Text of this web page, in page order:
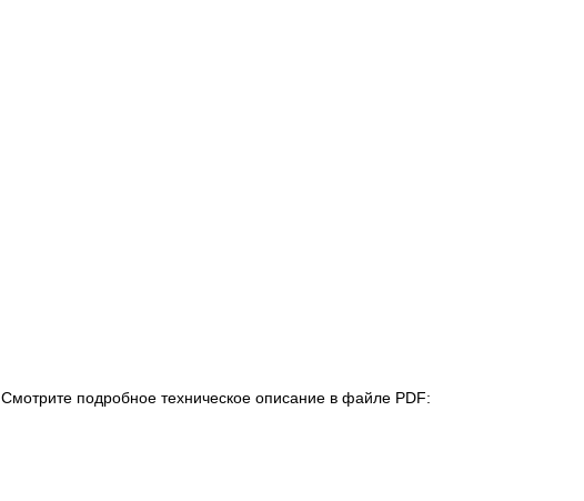
подробное техническое описание в файле PDF: